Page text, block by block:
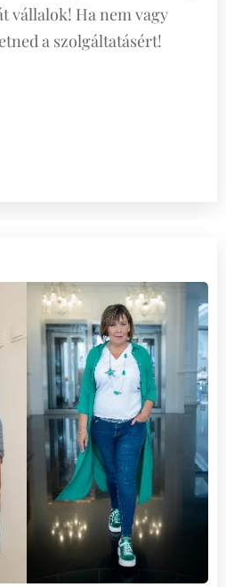
vállalok! Ha nem vagy
a szolgáltatásért!